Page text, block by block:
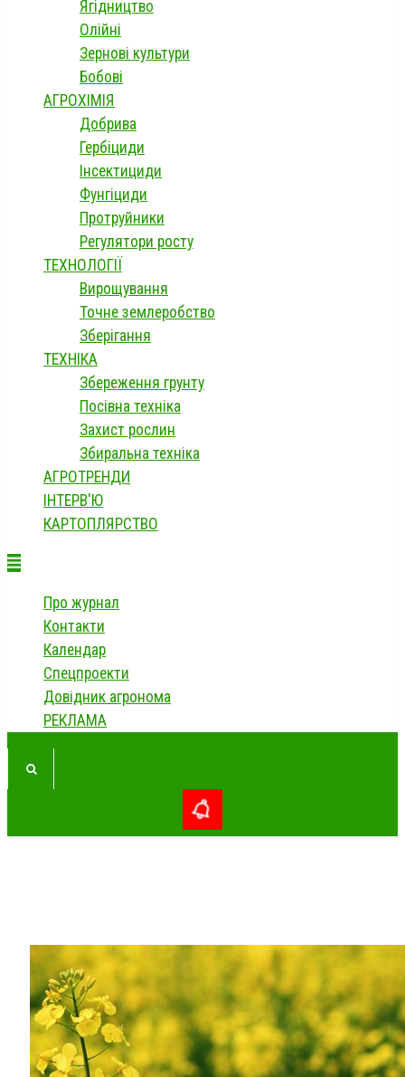
Ягідництво
Олійні
Зернові культури
Бобові
АГРОХІМІЯ
Добрива
Гербіциди
Інсектициди
Фунгіциди
Протруйники
Регулятори росту
ТЕХНОЛОГІЇ
Вирощування
Точне землеробство
Зберігання
ТЕХНІКА
Збереження грунту
Посівна техніка
Захист рослин
Збиральна техніка
АГРОТРЕНДИ
ІНТЕРВ'Ю
КАРТОПЛЯРСТВО
Про журнал
Контакти
Календар
Спецпроекти
Довідник агронома
РЕКЛАМА